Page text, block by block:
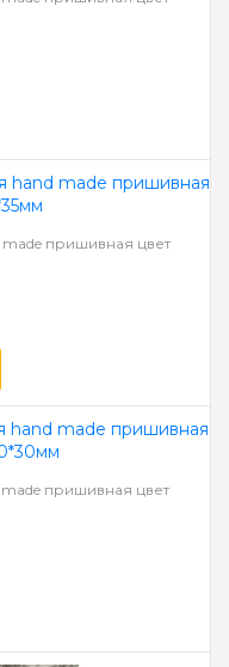
Mnogonitok
Украина
пришивная цвет
Mnogonitok
Украина
пришивная цвет
Mnogonitok